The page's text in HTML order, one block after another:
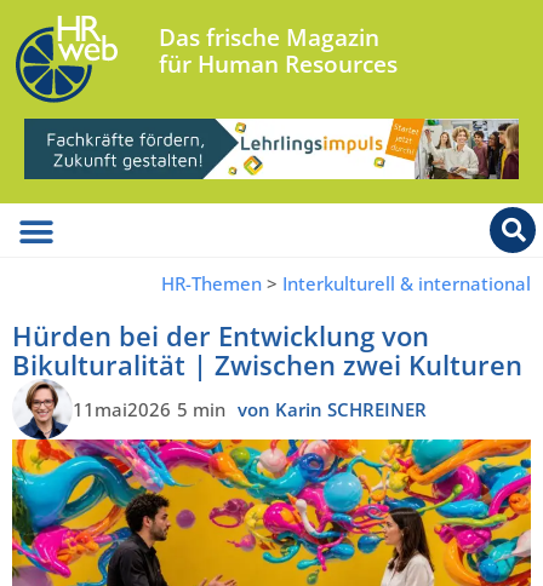
Das frische Magazin
für Human Resources
HR-Themen > Interkulturell & international
Hürden bei der Entwicklung von
Bikulturalität | Zwischen zwei Kulturen
11mai2026 5 min von Karin SCHREINER